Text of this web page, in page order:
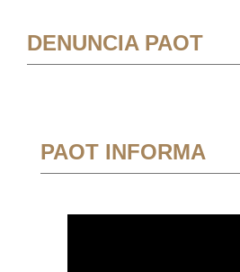
DENUNCIA PAOT
PAOT INFORMA